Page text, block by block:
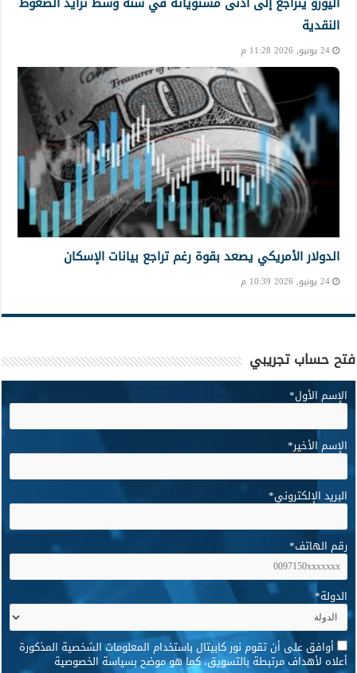
النقدية
24 يونيو, 2026 11:28 م
الدولار الأمريكي يصعد بقوة رغم تراجع بيانات الإسكان
24 يونيو, 2026 10:39 م
فتح حساب تجريبي
الإسم الأول*
الإسم الأخير*
البريد الإلكتروني*
رقم الهاتف*
الدولة*
* أوافق على أن تقوم نور كابيتال باستخدام المعلومات الشخصية المذكورة
أعلاه لأهداف مرتبطة بالتسويق، كما هو موضح بسياسة الخصوصية